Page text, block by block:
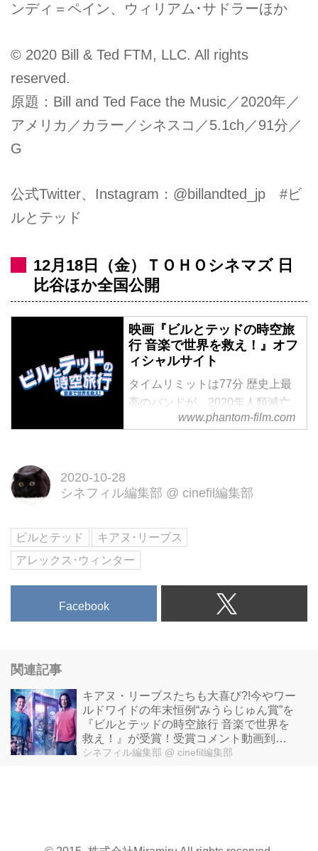
ンディ＝ペイン、ウィリアム･サドラーほか
© 2020 Bill & Ted FTM, LLC. All rights
reserved.
原題：Bill and Ted Face the Music／2020年／
アメリカ／カラー／シネスコ／5.1ch／91分／
G
公式Twitter、Instagram：@billandted_jp #ビ
ルとテッド
12月18日（金）ＴＯＨＯシネマズ 日
比谷ほか全国公開
映画『ビルとテッドの時空旅
行 音楽で世界を救え！』オフ
ィシャルサイト
タイムリミットは77分 歴史上最
高のバンドが、2020年人類滅亡
の危機を救う！？／出演：キア
www.phantom-film.com
2020-10-28
シネフィル編集部 @ cinefil編集部
ビルとテッド
キアヌ･リーブス
アレックス･ウィンター
Facebook
関連記事
キアヌ・リーブスたちも大喜び?!今やワー
ルドワイドの年末恒例“みうらじゅん賞”を
『ビルとテッドの時空旅行 音楽で世界を
救え！』が受賞！受賞コメント動画到
着！
シネフィル編集部 @ cinefil編集部